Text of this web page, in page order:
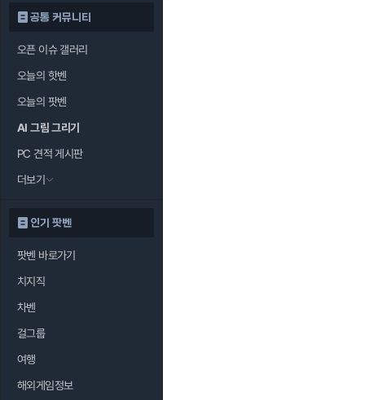
공통 커뮤니티
오픈 이슈 갤러리
오늘의 핫벤
오늘의 팟벤
AI 그림 그리기
PC 견적 게시판
더보기
인기 팟벤
팟벤 바로가기
치지직
차벤
걸그룹
여행
해외게임정보